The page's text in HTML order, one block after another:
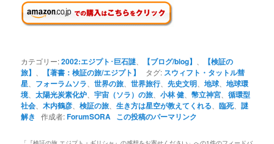
カテゴリー:2002:エジプト･巨石謎 【ブログ/blog】
【検証の
旅】
【著書：検証の旅/エジプト】 タグ: スウィフト・タットル彗
星
フォーラムソラ 、世界の旅 、世界旅行、先史文明 、地球 、地球環
境 、太陽光炭素化炉 、宇宙（ソラ）の旅 、小林 健 、幣立神宮 、循環型
社会 、木内鶴彦 、検証の旅 、生き方は星空が教えてくれる 、臨死、謎
解き
作成者:ForumSORA この投稿のパーマリンク